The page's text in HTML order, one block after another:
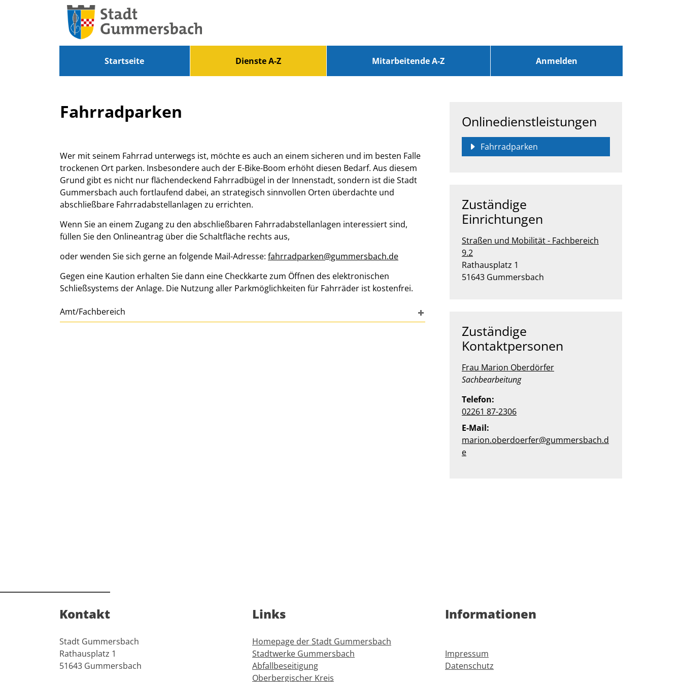
Zum Hauptinhalt springen
Startseite Dienste A-Z Mitarbeitende A-Z Anmelden
Fahrradparken
Beschreibung
Wer mit seinem Fahrrad unterwegs ist, möchte es auch an einem sicheren und im besten Falle
trockenen Ort parken. Insbesondere auch der E-Bike-Boom erhöht diesen Bedarf. Aus diesem
Grund gibt es nicht nur flächendeckend Fahrradbügel in der Innenstadt, sondern ist die Stadt
Gummersbach auch fortlaufend dabei, an strategisch sinnvollen Orten überdachte und
abschließbare Fahrradabstellanlagen zu errichten.
Wenn Sie an einem Zugang zu den abschließbaren Fahrradabstellanlagen interessiert sind,
füllen Sie den Onlineantrag über die Schaltfläche rechts aus,
oder wenden Sie sich gerne an folgende Mail-Adresse: fahrradparken@gummersbach.de
Gegen eine Kaution erhalten Sie dann eine Checkkarte zum Öffnen des elektronischen
Schließsystems der Anlage. Die Nutzung aller Parkmöglichkeiten für Fahrräder ist kostenfrei.
Amt/Fachbereich
Onlinedienstleistungen
Fahrradparken
Zuständige
Einrichtungen
Straßen und Mobilität - Fachbereich
9.2
Straße:
Rathausplatz Hausnummer:
1
PLZ:
51643 Ort:
Gummersbach
Zuständige
Kontaktpersonen
Frau Marion Oberdörfer
Position:
Sachbearbeitung
Telefon:
02261 87-2306
E-Mail:
marion.oberdoerfer@gummersbach.d
e
Kontakt
Stadt Gummersbach
Rathausplatz 1
51643 Gummersbach
Links
Homepage der Stadt Gummersbach
Stadtwerke Gummersbach
Abfallbeseitigung
Oberbergischer Kreis
Informationen
Impressum
Datenschutz